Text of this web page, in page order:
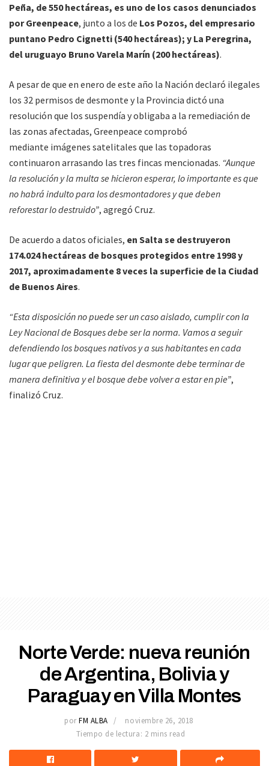
Peña, de 550 hectáreas, es uno de los casos denunciados
por Greenpeace, junto a los de Los Pozos, del empresario
puntano Pedro Cignetti (540 hectáreas); y La Peregrina,
del uruguayo Bruno Varela Marín (200 hectáreas).
A pesar de que en enero de este año la Nación declaró ilegales
los 32 permisos de desmonte y la Provincia dictó una
resolución que los suspendía y obligaba a la remediación de
las zonas afectadas, Greenpeace comprobó
mediante imágenes satelitales que las topadoras
continuaron arrasando las tres fincas mencionadas. “Aunque
la resolución y la multa se hicieron esperar, lo importante es que
no habrá indulto para los desmontadores y que deben
reforestar lo destruido”, agregó Cruz.
De acuerdo a datos oficiales, en Salta se destruyeron
174.024 hectáreas de bosques protegidos entre 1998 y
2017, aproximadamente 8 veces la superficie de la Ciudad
de Buenos Aires.
“Esta disposición no puede ser un caso aislado, cumplir con la
Ley Nacional de Bosques debe ser la norma. Vamos a seguir
defendiendo los bosques nativos y a sus habitantes en cada
lugar que peligren. La fiesta del desmonte debe terminar de
manera definitiva y el bosque debe volver a estar en pie”,
finalizó Cruz.
Norte Verde: nueva reunión
de Argentina, Bolivia y
Paraguay en Villa Montes
por FM ALBA
noviembre 26, 2018
Tiempo de lectura: 2 mins read